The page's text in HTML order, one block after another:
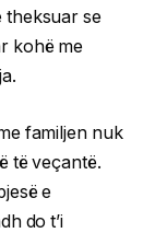
theksuar se
kohë me
familjen nuk
të veçantë.
e
do t’i